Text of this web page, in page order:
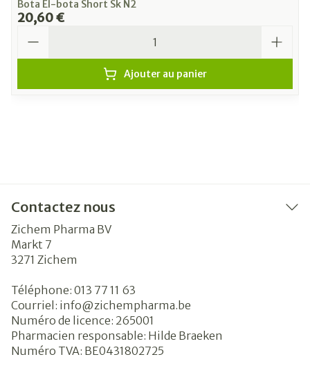
Bota El-bota Short Sk N2
20,60 €
Ajouter au panier
Contactez nous
Zichem Pharma BV
Markt 7
3271 Zichem
Téléphone: 013 77 11 63
Courriel: info@zichempharma.be
Numéro de licence: 265001
Pharmacien responsable: Hilde Braeken
Numéro TVA: BE0431802725